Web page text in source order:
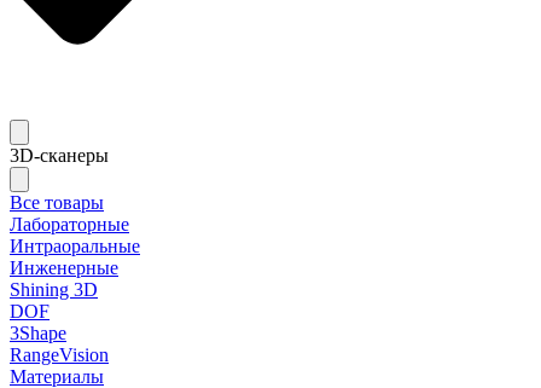
3D-сканеры
Все товары
Лабораторные
Интраоральные
Инженерные
Shining 3D
DOF
3Shape
RangeVision
Материалы